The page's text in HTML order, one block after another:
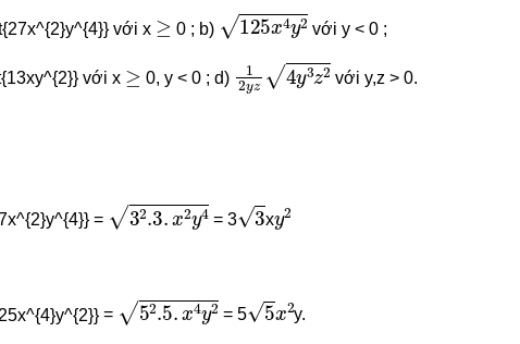
với x
≥
0 ; b)
125x4y2
với y < 0 ;
với x
≥
0, y < 0 ; d)
2 y3z2
với y,z > 0.
=
2.3.x2y4
= 3 x
y2
=
2.5.x4y2
= 5
x 2
y.